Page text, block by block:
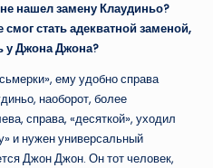
нашел замену Клаудиньо?
стать адекватной заменой,
у Джона Джона?
ему удобно справа
наоборот, более
справа, «десяткой», уходил
и нужен универсальный
Джон Джон. Он тот человек,